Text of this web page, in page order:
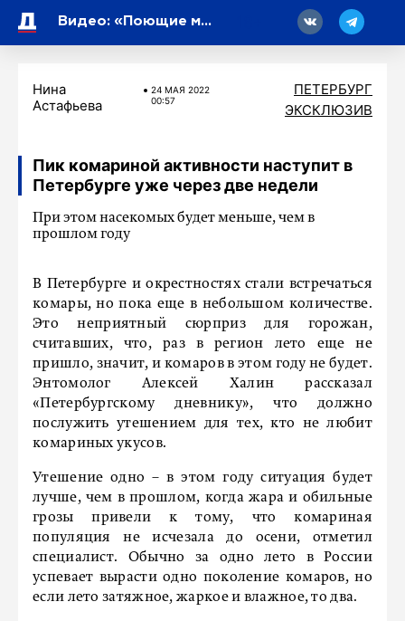
Видео: «Поющие мосты» вновь прозвучали ко Дню физкультурника в Петербурге
Нина
Астафьева
24 МАЯ 2022
00:57
ПЕТЕРБУРГ
ЭКСКЛЮЗИВ
Пик комариной активности наступит в
Петербурге уже через две недели
При этом насекомых будет меньше, чем в
прошлом году
В Петербурге и окрестностях стали встречаться
комары, но пока еще в небольшом количестве.
Это неприятный сюрприз для горожан,
считавших, что, раз в регион лето еще не
пришло, значит, и комаров в этом году не будет.
Энтомолог Алексей Халин рассказал
«Петербургскому дневнику», что должно
послужить утешением для тех, кто не любит
комариных укусов.
Утешение одно – в этом году ситуация будет
лучше, чем в прошлом, когда жара и обильные
грозы привели к тому, что комариная
популяция не исчезала до осени, отметил
специалист. Обычно за одно лето в России
успевает вырасти одно поколение комаров, но
если лето затяжное, жаркое и влажное, то два.